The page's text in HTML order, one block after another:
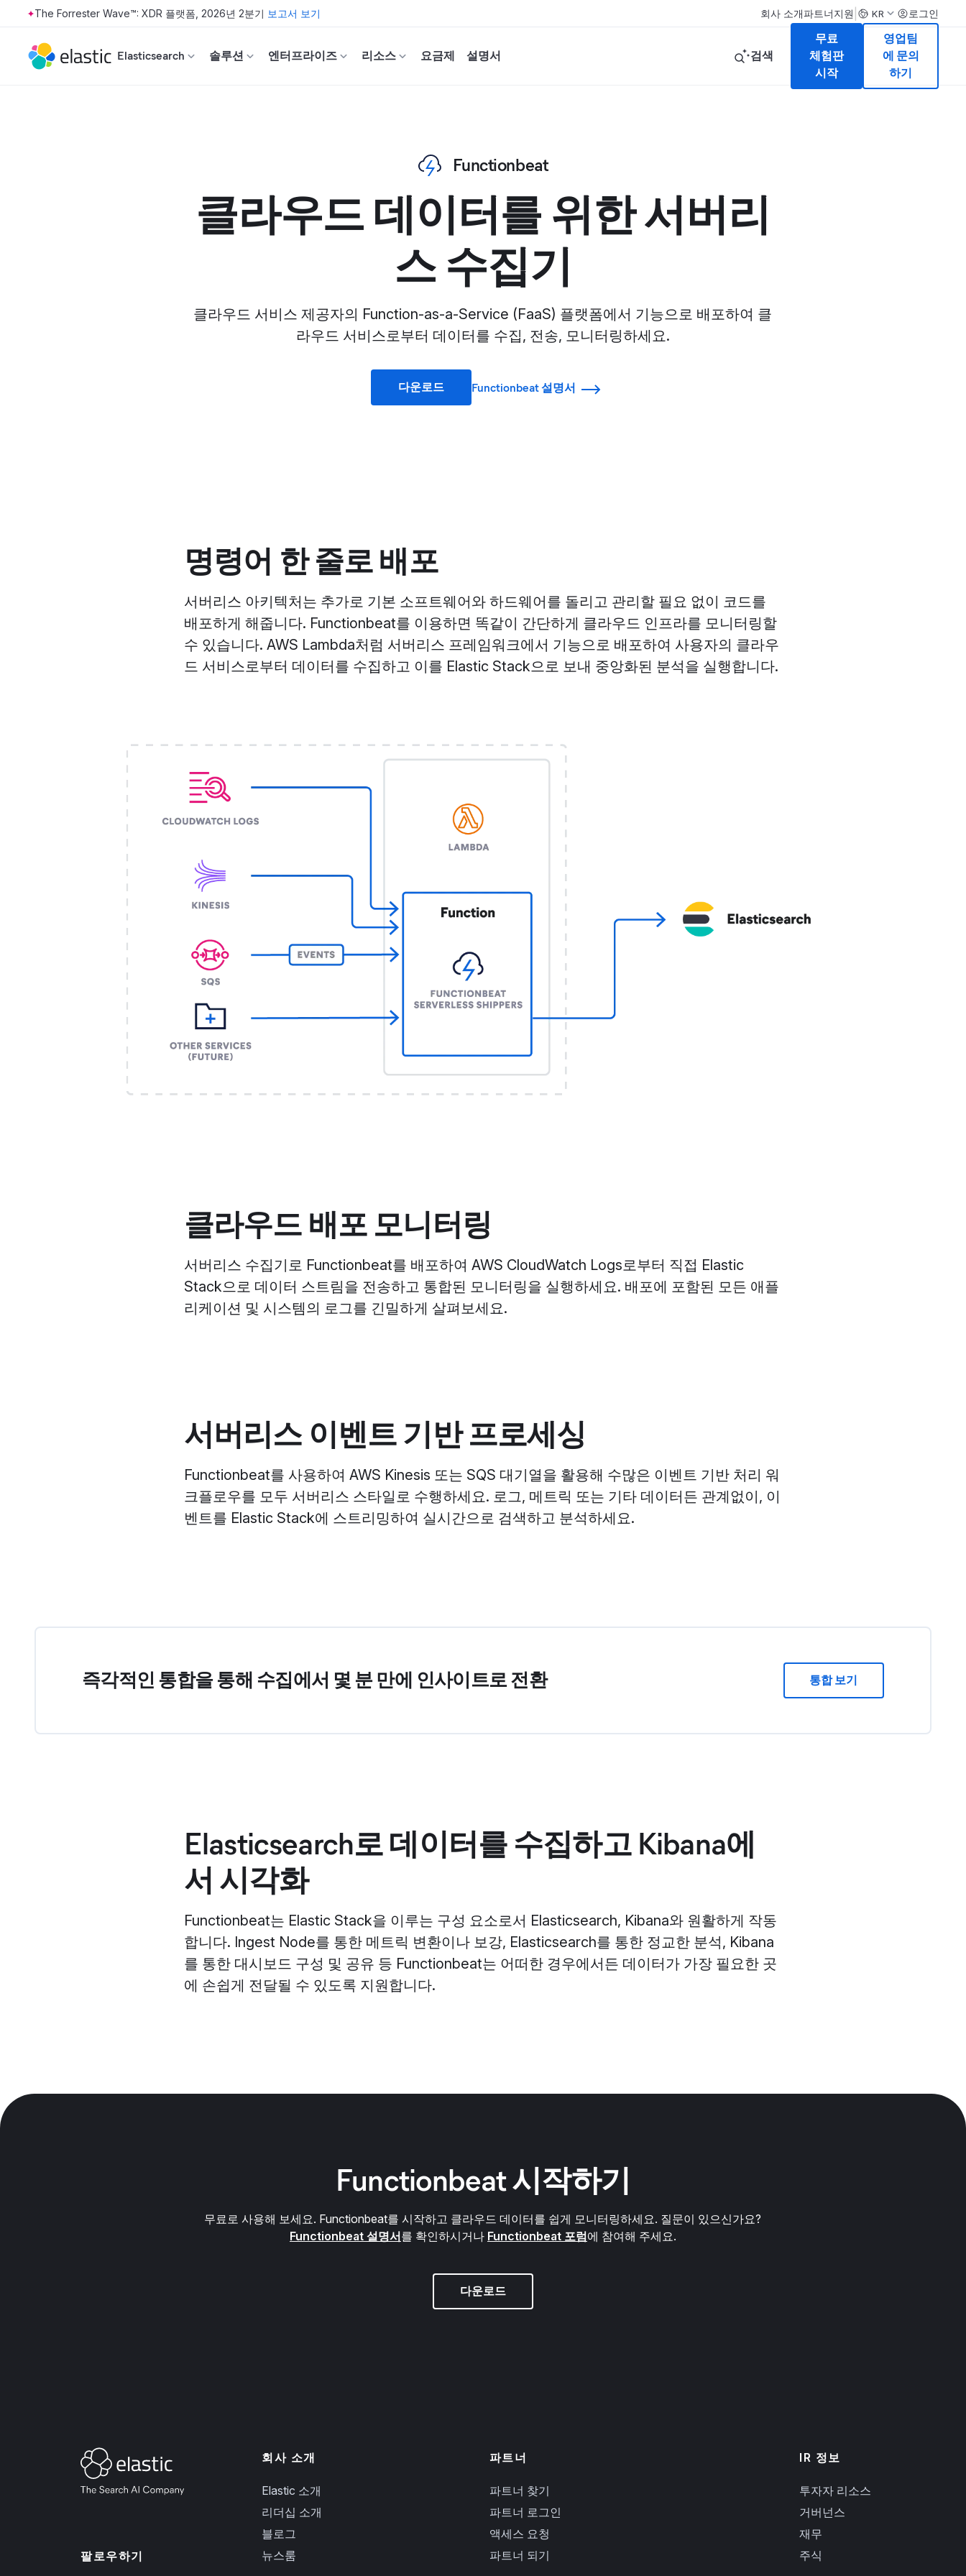
Skip to main content
The Forrester Wave™: XDR 플랫폼, 2026년 2분기 보고서 보기 회사 소개파트너지원 KR 로그인
Elasticsearch 솔루션 엔터프라이즈 리소스 요금제 설명서 검색
무료
체험판
시작
영업팀
에 문의
하기
Functionbeat
클라우드 데이터를 위한 서버리
스 수집기
클라우드 서비스 제공자의 Function-as-a-Service (FaaS) 플랫폼에서 기능으로 배포하여 클
라우드 서비스로부터 데이터를 수집, 전송, 모니터링하세요.
다운로드 Functionbeat 설명서
명령어 한 줄로 배포
서버리스 아키텍처는 추가로 기본 소프트웨어와 하드웨어를 돌리고 관리할 필요 없이 코드를
배포하게 해줍니다. Functionbeat를 이용하면 똑같이 간단하게 클라우드 인프라를 모니터링할
수 있습니다. AWS Lambda처럼 서버리스 프레임워크에서 기능으로 배포하여 사용자의 클라우
드 서비스로부터 데이터를 수집하고 이를 Elastic Stack으로 보내 중앙화된 분석을 실행합니다.
클라우드 배포 모니터링
서버리스 수집기로 Functionbeat를 배포하여 AWS CloudWatch Logs로부터 직접 Elastic
Stack으로 데이터 스트림을 전송하고 통합된 모니터링을 실행하세요. 배포에 포함된 모든 애플
리케이션 및 시스템의 로그를 긴밀하게 살펴보세요.
서버리스 이벤트 기반 프로세싱
Functionbeat를 사용하여 AWS Kinesis 또는 SQS 대기열을 활용해 수많은 이벤트 기반 처리 워
크플로우를 모두 서버리스 스타일로 수행하세요. 로그, 메트릭 또는 기타 데이터든 관계없이, 이
벤트를 Elastic Stack에 스트리밍하여 실시간으로 검색하고 분석하세요.
즉각적인 통합을 통해 수집에서 몇 분 만에 인사이트로 전환 통합 보기
Elasticsearch로 데이터를 수집하고 Kibana에
서 시각화
Functionbeat는 Elastic Stack을 이루는 구성 요소로서 Elasticsearch, Kibana와 원활하게 작동
합니다. Ingest Node를 통한 메트릭 변환이나 보강, Elasticsearch를 통한 정교한 분석, Kibana
를 통한 대시보드 구성 및 공유 등 Functionbeat는 어떠한 경우에서든 데이터가 가장 필요한 곳
에 손쉽게 전달될 수 있도록 지원합니다.
Functionbeat 시작하기
무료로 사용해 보세요. Functionbeat를 시작하고 클라우드 데이터를 쉽게 모니터링하세요. 질문이 있으신가요?
Functionbeat 설명서를 확인하시거나 Functionbeat 포럼에 참여해 주세요.
다운로드
팔로우하기
회사 소개
Elastic 소개
리더십 소개
블로그
뉴스룸
파트너
파트너 찾기
파트너 로그인
액세스 요청
파트너 되기
IR 정보
투자자 리소스
거버넌스
재무
주식